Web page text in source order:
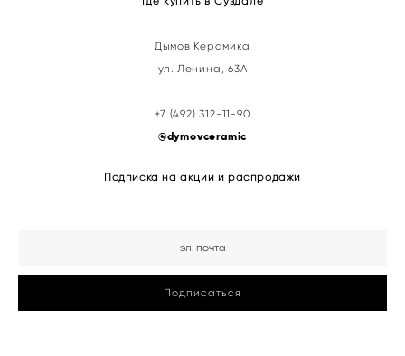
Дымов Керамика
ул. Ленина, 63А
+7 (492) 312-11-90
@dymovceramic
Подписка на акции и распродажи
Подписаться